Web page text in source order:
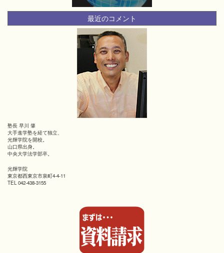
最近のコメント
塾長 早川 肇
大手進学塾を経て独立、
光輝学院を開校。
山口県出身。
中央大学法学部卒。
光輝学院
東京都西東京市泉町4-4-11
TEL 042-438-3155